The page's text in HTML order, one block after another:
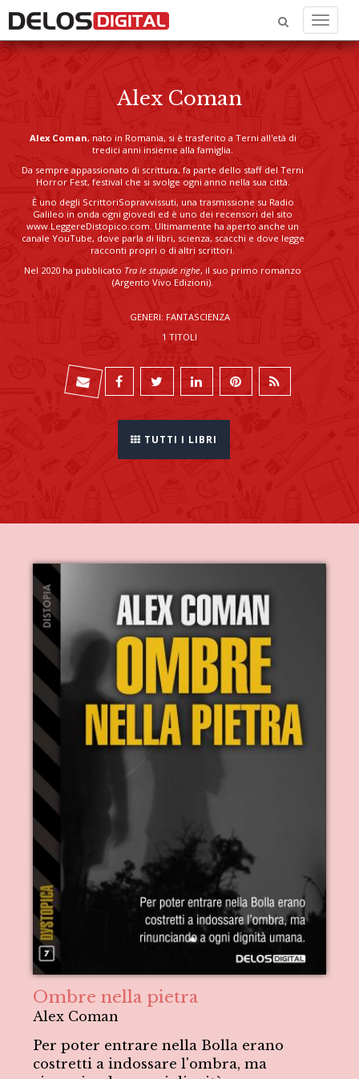
Menu
Alex Coman
Alex Coman, nato in Romania, si è trasferito a Terni all'età di
tredici anni insieme alla famiglia.
Da sempre appassionato di scrittura, fa parte dello staff del Terni
Horror Fest, festival che si svolge ogni anno nella sua città.
È uno degli ScrittoriSopravvissuti, una trasmissione su Radio
Galileo in onda ogni giovedì ed è uno dei recensori del sito
www.LeggereDistopico.com. Ultimamente ha aperto anche un
canale YouTube, dove parla di libri, scienza, scacchi e dove legge
racconti propri o di altri scrittori.
Nel 2020 ha pubblicato Tra le stupide righe, il suo primo romanzo
(Argento Vivo Edizioni).
GENERI: FANTASCIENZA
1 TITOLI
TUTTI I LIBRI
Ombre nella pietra
Alex Coman
Per poter entrare nella Bolla erano
costretti a indossare l'ombra, ma